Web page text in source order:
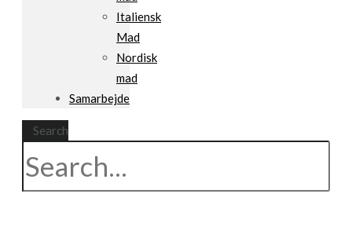
Italiensk
Mad
Nordisk
mad
Samarbejde
Search